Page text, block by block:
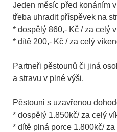
Jeden měsíc před konáním
třeba uhradit příspěvek na
* dospělý 860,- Kč / za celý
* dítě 200,- Kč / za celý
Partneři pěstounů či jiná
a stravu v plné výši.
Pěstouni s uzavřenou
* dospělý 1.850kč/ za celý
* dítě plná porce 1.800kč/ za